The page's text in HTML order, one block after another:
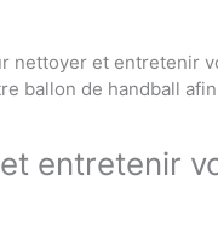
nettoyer et entretenir
entretenir